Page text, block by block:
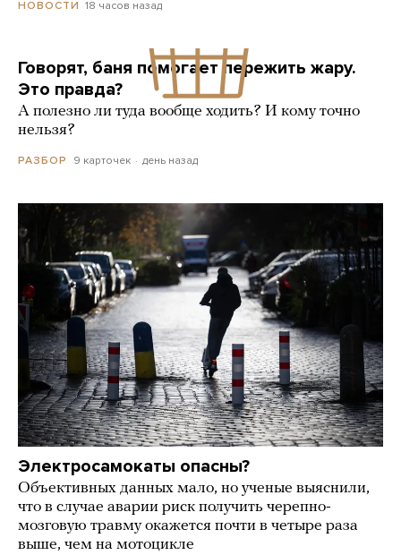
НОВОСТИ 18 часов назад
Говорят, баня помогает пережить жару.
Это правда?
А полезно ли туда вообще ходить? И кому точно
нельзя?
РАЗБОР 9 карточек день назад
Электросамокаты опасны?
Объективных данных мало, но ученые выяснили,
что в случае аварии риск получить черепно-
мозговую травму окажется почти в четыре раза
выше, чем на мотоцикле